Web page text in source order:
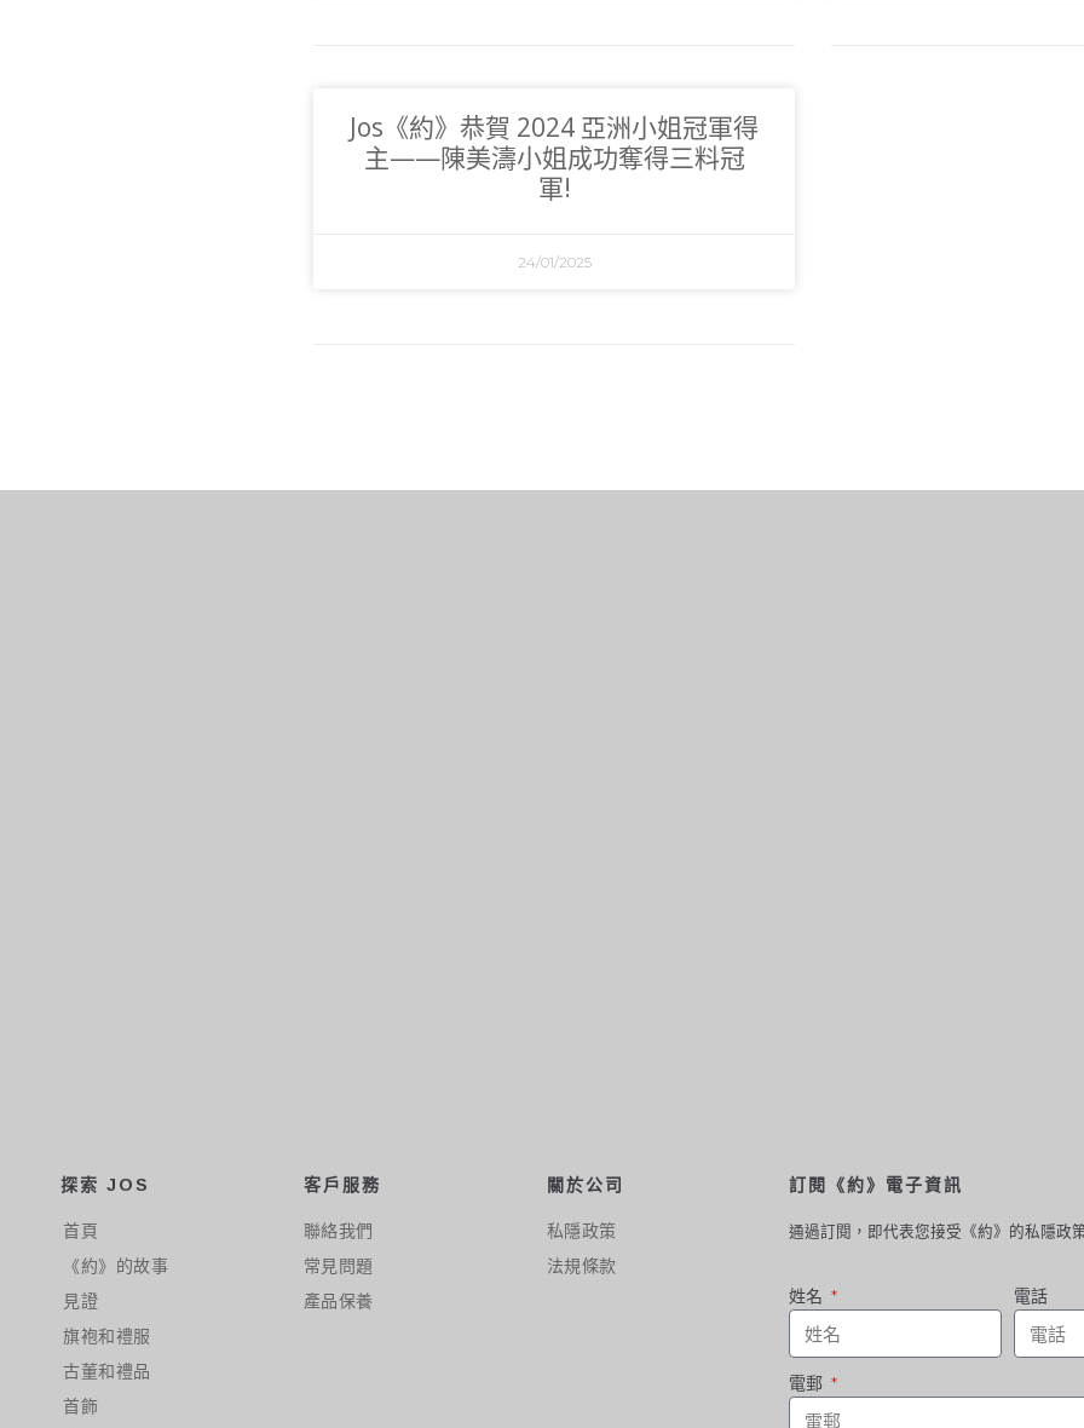
Jos《約》恭賀 2024 亞洲小姐冠軍得
主——陳美濤小姐成功奪得三料冠
軍!
24/01/2025
探索 JOS
首頁
《約》的故事
見證
旗袍和禮服
古董和禮品
首飾
客戶服務
聯絡我們
常見問題
產品保養
關於公司
私隱政策
法規條款
訂閱《約》電子資訊
通過訂閱，即代表您接受《約》的私隱政
姓名 電話
電郵